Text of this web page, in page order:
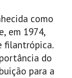
como
em 1974,
filantrópica.
do
para a